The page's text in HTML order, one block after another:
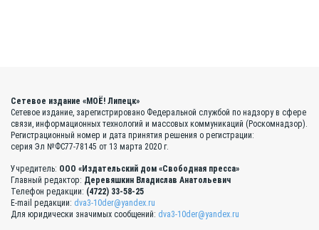
Сетевое издание «МОЁ! Липецк»
Сетевое издание, зарегистрировано Федеральной службой по надзору в сфере
связи, информационных технологий и массовых коммуникаций (Роскомнадзор).
Регистрационный номер и дата принятия решения о регистрации:
серия Эл №ФС77-78145 от 13 марта 2020 г.
Учредитель: ООО «Издательский дом «Свободная пресса»
Главный редактор: Деревяшкин Владислав Анатольевич
Телефон редакции: (4722) 33-58-25
E-mail редакции: dva3-10der@yandex.ru
Для юридически значимых сообщений: dva3-10der@yandex.ru